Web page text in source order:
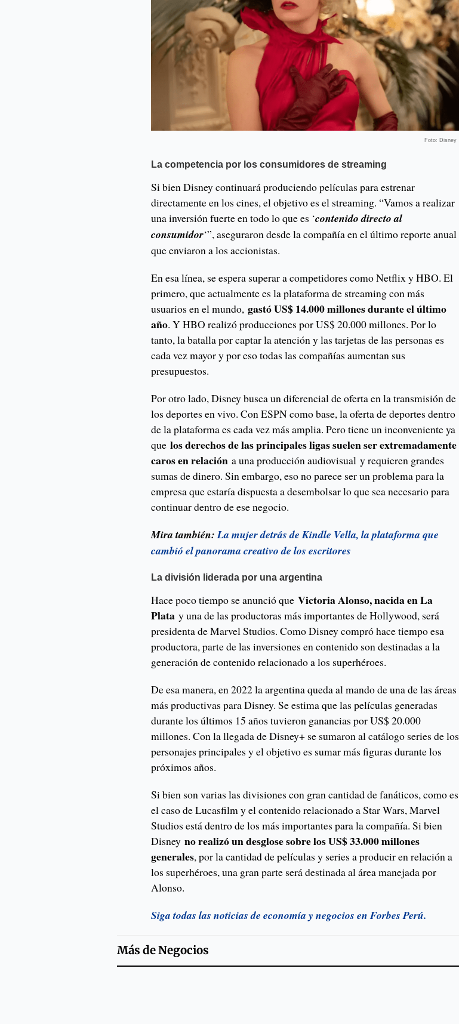
Foto: Disney
La competencia por los consumidores de streaming
Si bien Disney continuará produciendo películas para estrenar
directamente en los cines, el objetivo es el streaming. “Vamos a realizar
una inversión fuerte en todo lo que es ‘contenido directo al
consumidor‘”, aseguraron desde la compañía en el último reporte anual
que enviaron a los accionistas.
En esa línea, se espera superar a competidores como Netflix y HBO. El
primero, que actualmente es la plataforma de streaming con más
usuarios en el mundo,gastó US$ 14.000 millones durante el último
año. Y HBO realizó producciones por US$ 20.000 millones. Por lo
tanto, la batalla por captar la atención y las tarjetas de las personas es
cada vez mayor y por eso todas las compañías aumentan sus
presupuestos.
Por otro lado, Disney busca un diferencial de oferta en la transmisión de
los deportes en vivo. Con ESPN como base, la oferta de deportes dentro
de la plataforma es cada vez más amplia. Pero tiene un inconveniente ya
que los derechos de las principales ligas suelen ser extremadamente
caros en relacióna una producción audiovisual y requieren grandes
sumas de dinero. Sin embargo, eso no parece ser un problema para la
empresa que estaría dispuesta a desembolsar lo que sea necesario para
continuar dentro de ese negocio.
Mira también:La mujer detrás de Kindle Vella, la plataforma que
cambió el panorama creativo de los escritores
La división liderada por una argentina
Hace poco tiempo se anunció queVictoria Alonso, nacida en La
Plata y una de las productoras más importantes de Hollywood, será
presidenta de Marvel Studios. Como Disney compró hace tiempo esa
productora, parte de las inversiones en contenido son destinadas a la
generación de contenido relacionado a los superhéroes.
De esa manera, en 2022 la argentina queda al mando de una de las áreas
más productivas para Disney. Se estima que las películas generadas
durante los últimos 15 años tuvieron ganancias por US$ 20.000
millones. Con la llegada de Disney+ se sumaron al catálogo series de los
personajes principales y el objetivo es sumar más figuras durante los
próximos años.
Si bien son varias las divisiones con gran cantidad de fanáticos, como es
el caso de Lucasfilm y el contenido relacionado a Star Wars, Marvel
Studios está dentro de los más importantes para la compañía. Si bien
Disney no realizó un desglose sobre los US$ 33.000 millones
generales, por la cantidad de películas y series a producir en relación a
los superhéroes, una gran parte será destinada al área manejada por
Alonso.
Siga todas las noticias de economía y negocios en Forbes Perú.
Más deNegocios